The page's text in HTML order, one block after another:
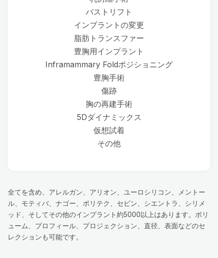
バストリフト
インプラントの変更
脂肪トランスファー
豊胸用インプラント
Inframammary Foldポジショニング
豊胸手術
傷跡
胸の再建手術
5Dダイナミックス
仮想試着
その他
全てを含め、アレルガン、アリオン、ユーロシリコン、メントー
ル、モティバ、ナゴー、ポリテク、セビン、シエントラ、シリメ
ッド、そしてその他のインプラント約5000以上はあります。ボリ
ューム、プロフィール、プロジェクション、直径、表面などのセ
レクションも可能です。